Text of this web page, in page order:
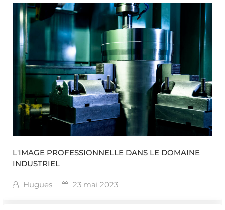
L'IMAGE PROFESSIONNELLE DANS LE DOMAINE
INDUSTRIEL
Hugues 23 mai 2023